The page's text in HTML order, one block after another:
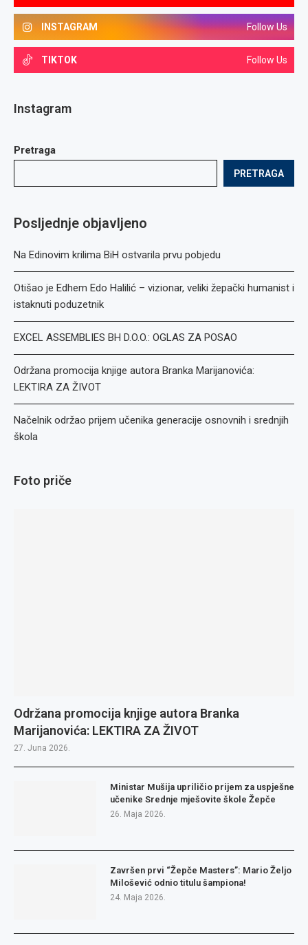
INSTAGRAM Follow Us
TIKTOK Follow Us
Instagram
Pretraga
PRETRAGA
Posljednje objavljeno
Na Edinovim krilima BiH ostvarila prvu pobjedu
Otišao je Edhem Edo Halilić – vizionar, veliki žepački humanist i
istaknuti poduzetnik
EXCEL ASSEMBLIES BH D.O.O.: OGLAS ZA POSAO
Održana promocija knjige autora Branka Marijanovića:
LEKTIRA ZA ŽIVOT
Načelnik održao prijem učenika generacije osnovnih i srednjih
škola
Foto priče
Održana promocija knjige autora Branka
Marijanovića: LEKTIRA ZA ŽIVOT
27. Juna 2026.
Ministar Mušija upriličio prijem za uspješne
učenike Srednje mješovite škole Žepče
26. Maja 2026.
Završen prvi “Žepče Masters”: Mario Željo
Milošević odnio titulu šampiona!
24. Maja 2026.